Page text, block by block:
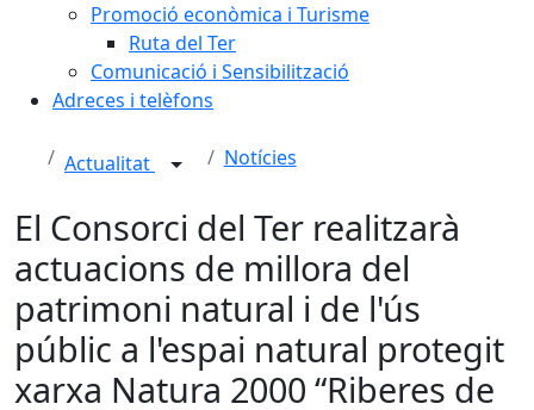
Promoció econòmica i Turisme
Ruta del Ter
Comunicació i Sensibilització
Adreces i telèfons
Actualitat Notícies
El Consorci del Ter realitzarà
actuacions de millora del
patrimoni natural i de l'ús
públic a l'espai natural protegit
xarxa Natura 2000 “Riberes de